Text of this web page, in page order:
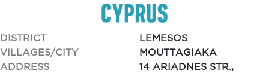
DISTRICT
LEMESOS
VILLAGES/CITY
MOUTTAGIAKA
ADDRESS
14 ARIADNES STR.,